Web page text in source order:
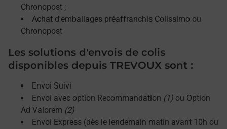
Chronopost ;
Achat d'emballages préaffranchis Colissimo ou
Chronopost
Les solutions d'envois de colis
disponibles depuis TREVOUX sont :
Envoi Suivi
Envoi avec option Recommandation (1) ou Option
Ad Valorem (2)
Envoi Express (dès le lendemain matin avant 10h ou